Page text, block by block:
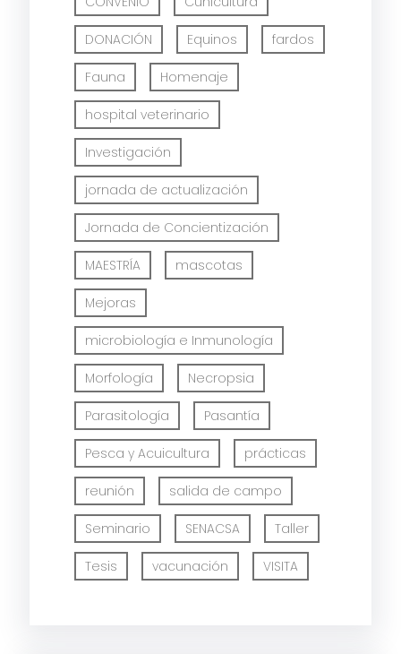
DONACIÓN Equinos fardos
Fauna Homenaje
hospital veterinario
Investigación
jornada de actualización
Jornada de Concientización
MAESTRÍA mascotas
Mejoras
microbiología e Inmunología
Morfología Necropsia
Parasitología Pasantía
Pesca y Acuicultura prácticas
reunión salida de campo
Seminario SENACSA Taller
Tesis vacunación VISITA